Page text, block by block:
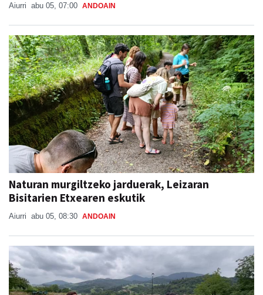
Aiurri abu 05, 07:00 ANDOAIN
Naturan murgiltzeko jarduerak, Leizaran
Bisitarien Etxearen eskutik
Aiurri abu 05, 08:30 ANDOAIN